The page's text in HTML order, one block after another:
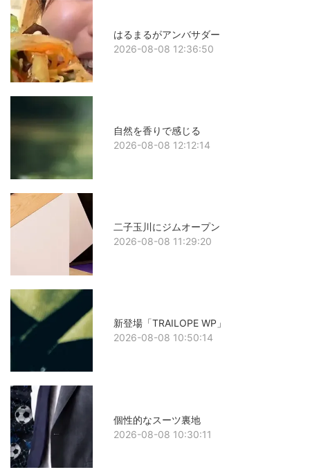
はるまるがアンバサダー
2026-08-08 12:36:50
自然を香りで感じる
2026-08-08 12:12:14
二子玉川にジムオープン
2026-08-08 11:29:20
新登場「TRAILOPE WP」
2026-08-08 10:50:14
個性的なスーツ裏地
2026-08-08 10:30:11